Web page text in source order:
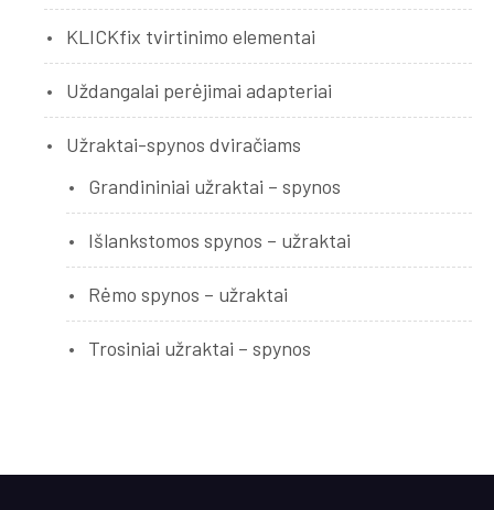
KLICKfix tvirtinimo elementai
Uždangalai perėjimai adapteriai
Užraktai-spynos dviračiams
Grandininiai užraktai – spynos
Išlankstomos spynos – užraktai
Rėmo spynos – užraktai
Trosiniai užraktai – spynos